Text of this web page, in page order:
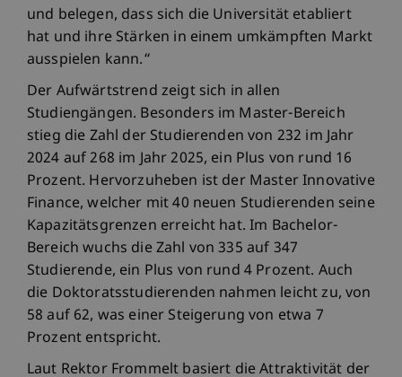
und belegen, dass sich die Universität etabliert
hat und ihre Stärken in einem umkämpften Markt
ausspielen kann.“
Der Aufwärtstrend zeigt sich in allen
Studiengängen. Besonders im Master-Bereich
stieg die Zahl der Studierenden von 232 im Jahr
2024 auf 268 im Jahr 2025, ein Plus von rund 16
Prozent. Hervorzuheben ist der Master Innovative
Finance, welcher mit 40 neuen Studierenden seine
Kapazitätsgrenzen erreicht hat. Im Bachelor-
Bereich wuchs die Zahl von 335 auf 347
Studierende, ein Plus von rund 4 Prozent. Auch
die Doktoratsstudierenden nahmen leicht zu, von
58 auf 62, was einer Steigerung von etwa 7
Prozent entspricht.
Laut Rektor Frommelt basiert die Attraktivität der